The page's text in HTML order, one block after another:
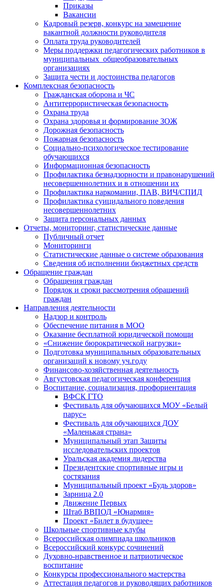
Приказы
Вакансии
Кадровый резерв, конкурс на замещение
вакантной должности руководителя
Оплата труда руководителей
Меры поддержки педагогических работников в
муниципальных общеобразовательных
организациях
Защита чести и достоинства педагогов
Комплексная безопасность
Гражданская оборона и ЧС
Антитеррористическая безопасность
Охрана труда
Охрана здоровья и формирование ЗОЖ
Дорожная безопасность
Пожарная безопасность
Социально-психологическое тестирование
обучающихся
Информационная безопасность
Профилактика безнадзорности и правонарушений
несовершеннолетних и в отношении их
Профилактика наркомании, ПАВ, ВИЧ/СПИД
Профилактика суицидального поведения
несовершеннолетних
Защита персональных данных
Отчеты, мониторинг, статистические данные
Публичный отчет
Мониторинги
Статистические данные о системе образования
Сведения об исполнении бюджетных средств
Обращение граждан
Обращения граждан
Порядок и сроки рассмотрения обращений
граждан
Направления деятельности
Надзор и контроль
Обеспечение питания в МОО
Оказание бесплатной юридической помощи
«Снижение бюрократической нагрузки»
Подготовка муниципальных образовательных
организаций к новому уч.году
Финансово-хозяйственная деятельность
Августовская педагогическая конференция
Воспитание, социализация, профориентация
ВФСК ГТО
Фестиваль для обучающихся МОУ «Белый
парус»
Фестиваль для обучающихся ДОУ
«Маленькая страна»
Муниципальный этап Защиты
исследовательских проектов
Уральская академия лидерства
Президентские спортивные игры и
состязания
Муниципальный проект «Будь здоров»
Зарница 2.0
Движение Первых
Штаб ВВПОД «Юнармия»
Проект «Билет в будущее»
Школьные спортивные клубы
Всероссийская олимпиада школьников
Всероссийский конкурс сочинений
Духовно-нравственное и патриотическое
воспитание
Конкурсы профессионального мастерства
Аттестация педагогов и руководящих работников